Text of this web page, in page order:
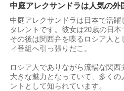
中庭アレクサンドラは人気の外
中庭アレクサンドラは日本で活躍
タレントです。彼女は20歳の日本
その後は関西弁を喋るロシア人
ィ番組へ引っ張りだこ。
ロシア人でありながら流暢な関
大きな魅力となっていて、多く
ントとして知られています。